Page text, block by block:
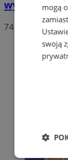
wygrywa
74
mogą
swoją